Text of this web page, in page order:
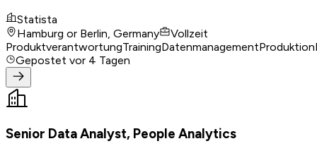
Statista
Hamburg or Berlin, Germany
Vollzeit
ProduktverantwortungTrainingDatenmanagementProduktion
Gepostet vor 4 Tagen
Senior Data Analyst, People Analytics